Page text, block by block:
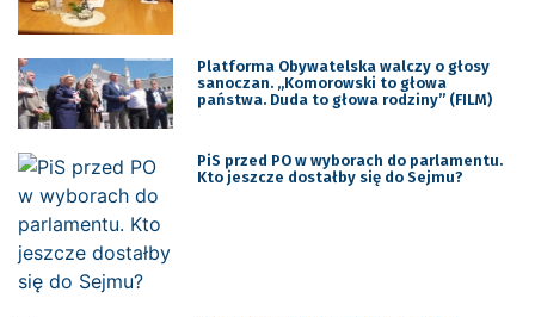
Platforma Obywatelska walczy o głosy
sanoczan. „Komorowski to głowa
państwa. Duda to głowa rodziny” (FILM)
PiS przed PO w wyborach do parlamentu.
Kto jeszcze dostałby się do Sejmu?